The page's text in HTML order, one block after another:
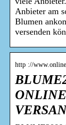
Anbieter am
Blumen
versenden
http ://